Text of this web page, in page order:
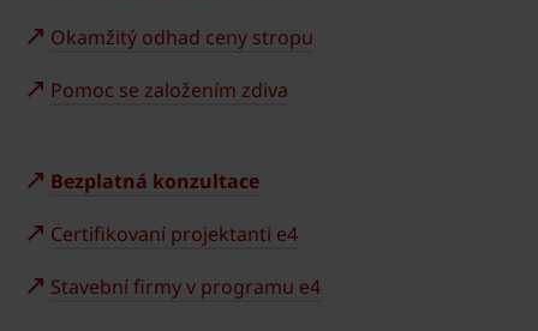
Okamžitý odhad ceny stropu
Pomoc se založením zdiva
Bezplatná konzultace
Certifikovaní projektanti e4
Stavební firmy v programu e4